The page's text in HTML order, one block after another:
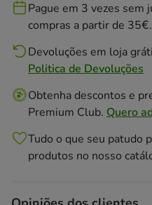
Pague em 3 vezes sem
compras a partir de 35€.
Devoluções em loja
Politica de Devoluções
Obtenha descontos e
Premium Club. Quero
Tudo o que seu patudo
produtos no nosso